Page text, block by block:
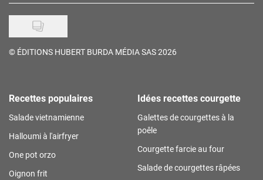
© ÉDITIONS HUBERT BURDA MÉDIA SAS 2026
Recettes populaires
Salade vietnamienne
Halloumi à l'airfryer
One pot orzo
Oignon frit
Idées recettes courgette
Galettes de courgettes à la
poêle
Courgette farcie au four
Salade de courgettes râpées